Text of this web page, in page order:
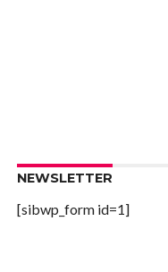
NEWSLETTER
[sibwp_form id=1]